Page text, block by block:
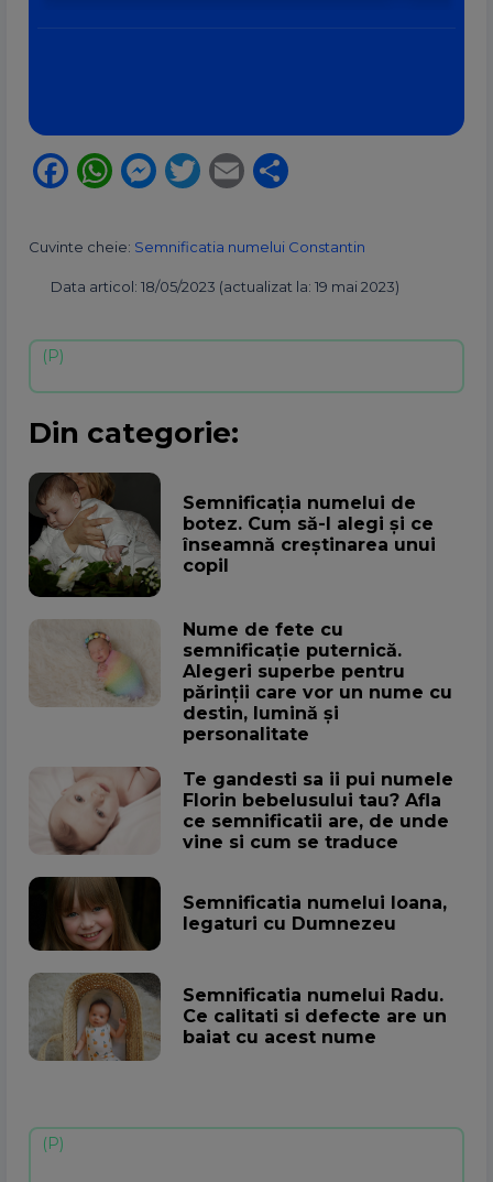
Facebook
WhatsApp
Messenger
Twitter
Email
Cuvinte cheie: Semnificatia numelui Constantin
Data articol: 18/05/2023 (actualizat la: 19 mai 2023)
Din categorie:
Semnificația numelui de
botez. Cum să-l alegi și ce
înseamnă creștinarea unui
copil
Nume de fete cu
semnificație puternică.
Alegeri superbe pentru
părinții care vor un nume cu
destin, lumină și
personalitate
Te gandesti sa ii pui numele
Florin bebelusului tau? Afla
ce semnificatii are, de unde
vine si cum se traduce
Semnificatia numelui Ioana,
legaturi cu Dumnezeu
Semnificatia numelui Radu.
Ce calitati si defecte are un
baiat cu acest nume